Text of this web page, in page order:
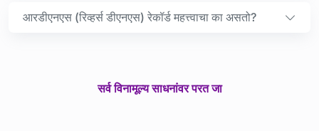
आरडीएनएस (रिव्हर्स डीएनएस) रेकॉर्ड महत्त्वाचा का असतो?
सर्व विनामूल्य साधनांवर परत जा